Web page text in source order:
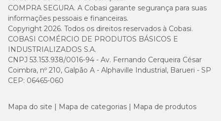
bandeja que preferirem.
Qual o melhor tipo de areia higiênica para gatos?
Hoje em dia, existem diversos tipos de areia para gatos. Se
você ainda não sabe como escolher a ideal, dê uma olhada
em algumas opções populares vendidas aqui na Cobasi:
poder de absorção e forma torrões firmes, o que
COMPRA SEGURA. A Cobasi garante segurança para suas
informações pessoais e financeiras.
Copyright 2026. Todos os direitos reservados à Cobasi.
COBASI COMÉRCIO DE PRODUTOS BÁSICOS E
INDUSTRIALIZADOS S.A.
CNPJ 53.153.938/0016-94 - Av. Fernando Cerqueira César
Coimbra, nº 210, Galpão A - Alphaville Industrial, Barueri - SP
CEP: 06465-060
Mapa do site Mapa de categorias Mapa de produtos